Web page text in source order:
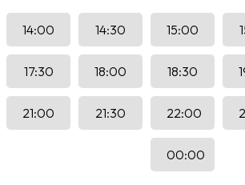
14:00 14:30 15:00
17:30 18:00 18:30
21:00 21:30 22:00
00:00